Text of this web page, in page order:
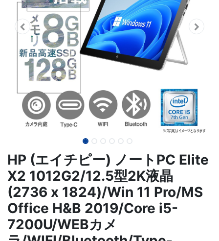
HP (エイチピー) ノートPC Elite
X2 1012G2/12.5型2K液晶
(2736 x 1824)/Win 11 Pro/MS
Office H&B 2019/Core i5-
7200U/WEBカメ